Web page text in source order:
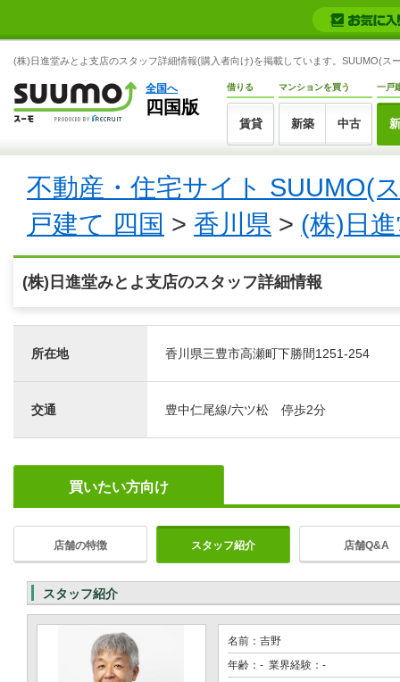
(株)日進堂みとよ支店のスタッフ詳細情報(購入者向け)を掲載しています。SUUMO(ス
全国へ
四国版
借りる
賃貸
マンションを買う
新築 中古
一戸
不動産・住宅サイト SUUMO(
戸建て 四国 > 香川県 > (株)日
(株)日進堂みとよ支店のスタッフ詳細情報
所在地 香川県三豊市高瀬町下勝間1251-254
交通 豊中仁尾線/六ツ松 停歩2分
買いたい方向け
店舗の特徴 スタッフ紹介 店舗Q&A
スタッフ紹介
名前：吉野
年齢：- 業界経験：-